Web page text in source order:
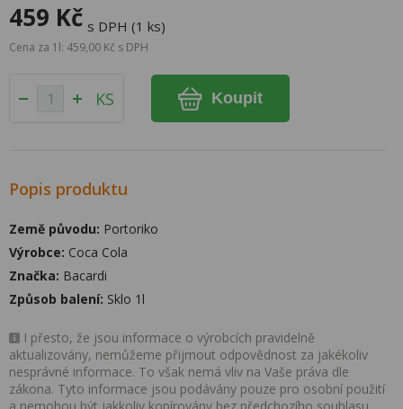
459 Kč s DPH (1 ks)
Cena za 1l: 459,00 Kč s DPH
KS Koupit
Popis produktu
Země původu: Portoriko
Výrobce: Coca Cola
Značka: Bacardi
Způsob balení: Sklo 1l
I přesto, že jsou informace o výrobcích pravidelně
aktualizovány, nemůžeme přijmout odpovědnost za jakékoliv
nesprávné informace. To však nemá vliv na Vaše práva dle
zákona. Tyto informace jsou podávány pouze pro osobní použití